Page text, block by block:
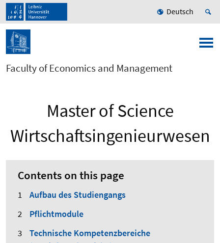
Deutsch
Faculty of Economics and Management
Master of Science
Wirtschaftsingenieurwesen
Contents on this page
Aufbau des Studiengangs
Pflichtmodule
Technische Kompetenzbereiche